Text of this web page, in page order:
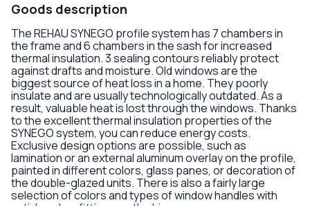
Goods description
The REHAU SYNEGO profile system has 7 chambers in
the frame and 6 chambers in the sash for increased
thermal insulation. 3 sealing contours reliably protect
against drafts and moisture. Old windows are the
biggest source of heat loss in a home. They poorly
insulate and are usually technologically outdated. As a
result, valuable heat is lost through the windows. Thanks
to the excellent thermal insulation properties of the
SYNEGO system, you can reduce energy costs.
Exclusive design options are possible, such as
lamination or an external aluminum overlay on the profile,
painted in different colors, glass panes, or decoration of
the double-glazed units. There is also a fairly large
selection of colors and types of window handles with
anti-burglary fittings on the hinges.